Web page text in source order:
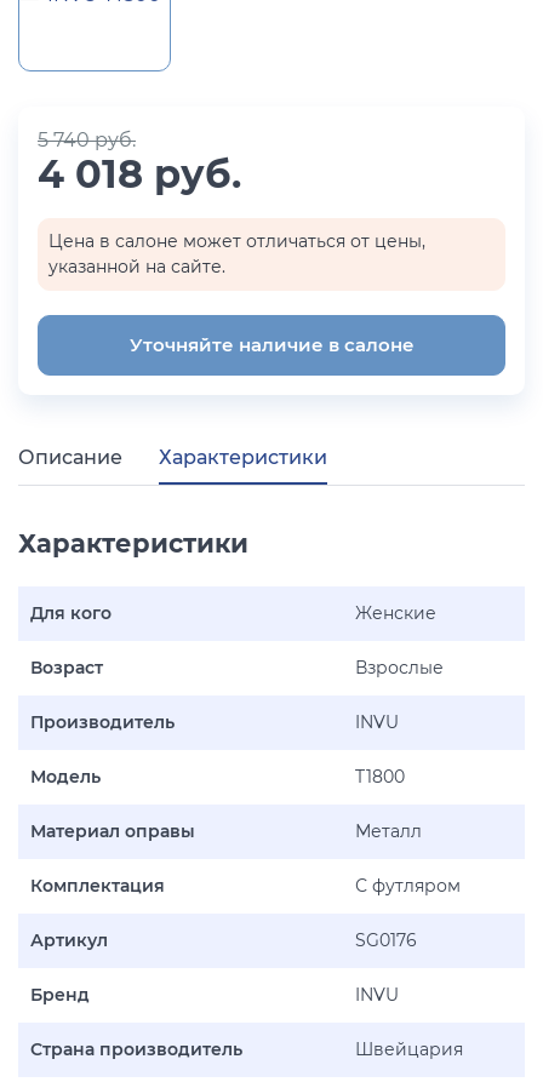
5 740 руб.
4 018 руб.
Цена в салоне может отличаться от цены,
указанной на сайте.
Уточняйте наличие в салоне
Описание Характеристики
Характеристики
Для кого Женские
Возраст Взрослые
Производитель INVU
Модель T1800
Материал оправы Металл
Комплектация С футляром
Артикул SG0176
Бренд INVU
Страна производитель Швейцария